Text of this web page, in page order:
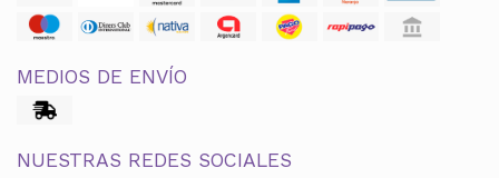
MEDIOS DE ENVÍO
NUESTRAS REDES SOCIALES